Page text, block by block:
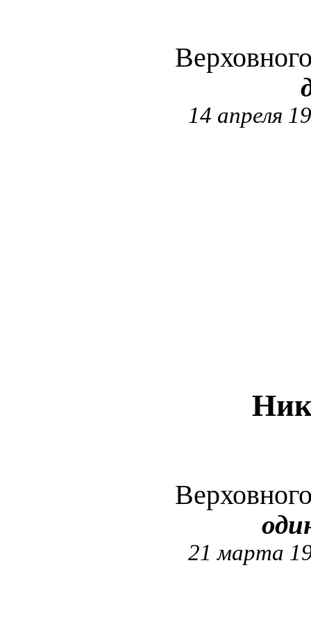
14 апреля
21 марта